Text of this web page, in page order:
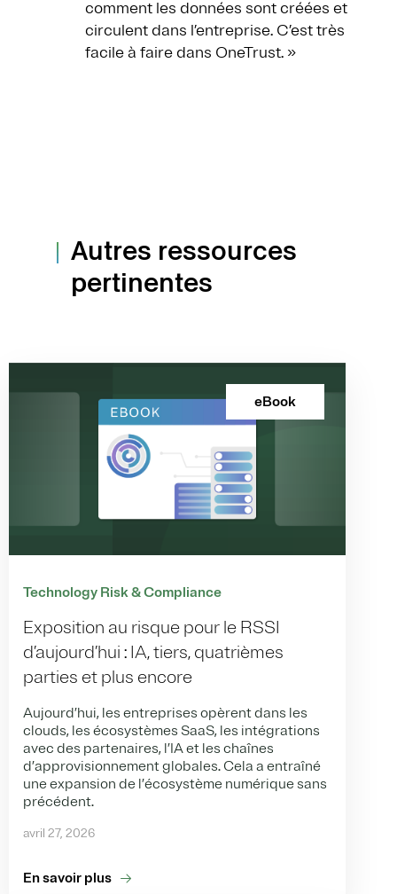
comment les données sont créées et
circulent dans l’entreprise. C’est très
facile à faire dans OneTrust. »
Autres ressources
pertinentes
eBook
Technology Risk & Compliance
Exposition au risque pour le RSSI
d’aujourd’hui : IA, tiers, quatrièmes
parties et plus encore
Aujourd’hui, les entreprises opèrent dans les
clouds, les écosystèmes SaaS, les intégrations
avec des partenaires, l’IA et les chaînes
d’approvisionnement globales. Cela a entraîné
une expansion de l’écosystème numérique sans
précédent.
avril 27, 2026
En savoir plus